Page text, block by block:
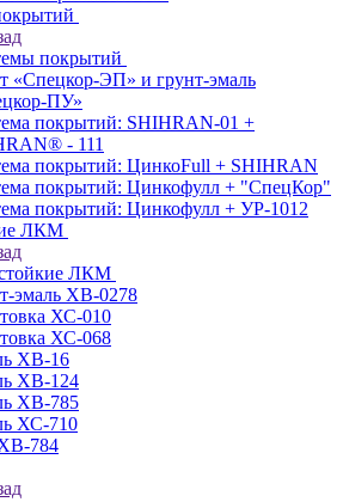
покрытий
«Спецкор-ЭП» и грунт-эмаль
ПУ»
покрытий: SHIHRAN-01 +
- 111
покрытий: ЦинкоFull + SHIHRAN
покрытий: Цинкофулл + "СпецКор"
покрытий: Цинкофулл + УР-1012
ЛКМ
ЛКМ
эмаль ХВ-0278
ХС-010
ХС-068
ХВ-16
ХВ-124
ХВ-785
ХС-710
784